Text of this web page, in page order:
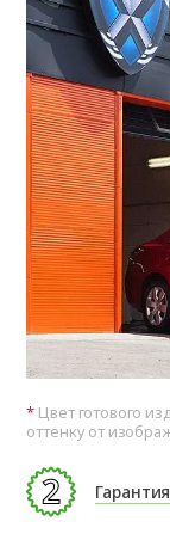
Цвет готового
оттенку от